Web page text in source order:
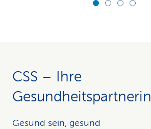
CSS – Ihre
Gesundheitspartnerin
Gesund sein, gesund